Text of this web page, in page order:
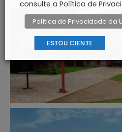
consulte a Política de
Política de Privacidade da
ESTOU CIENTE